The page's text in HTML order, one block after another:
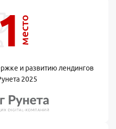
1 место
и развитию лендингов
2025